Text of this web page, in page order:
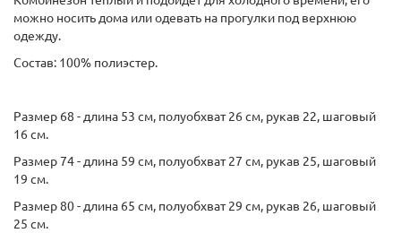
можно носить дома или одевать на прогулки под верхнюю
одежду.
Состав: 100% полиэстер.
Размер 68 - длина 53 см, полуобхват 26 см, рукав 22, шаговый
16 см.
Размер 74 - длина 59 см, полуобхват 27 см, рукав 25, шаговый
19 см.
Размер 80 - длина 65 см, полуобхват 29 см, рукав 26, шаговый
25 см.